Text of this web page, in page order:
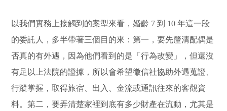
以我們實務上接觸到的案型來看，婚齡 7 到 10 年這一段
的委託人，多半帶著三個目的來：第一，要先釐清配偶是
否真的有外遇，因為他們看到的是「行為改變」，但還沒
有足以上法院的證據，所以會希望徵信社協助外遇蒐證、
行蹤掌握，取得旅宿、出入、金流或通訊往來的客觀資
料。第二，要弄清楚家裡到底有多少財產在流動，尤其是